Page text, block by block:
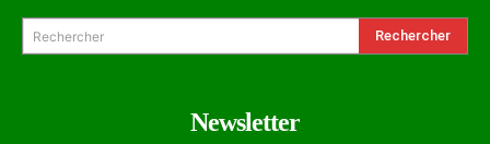
Rechercher Rechercher
Newsletter